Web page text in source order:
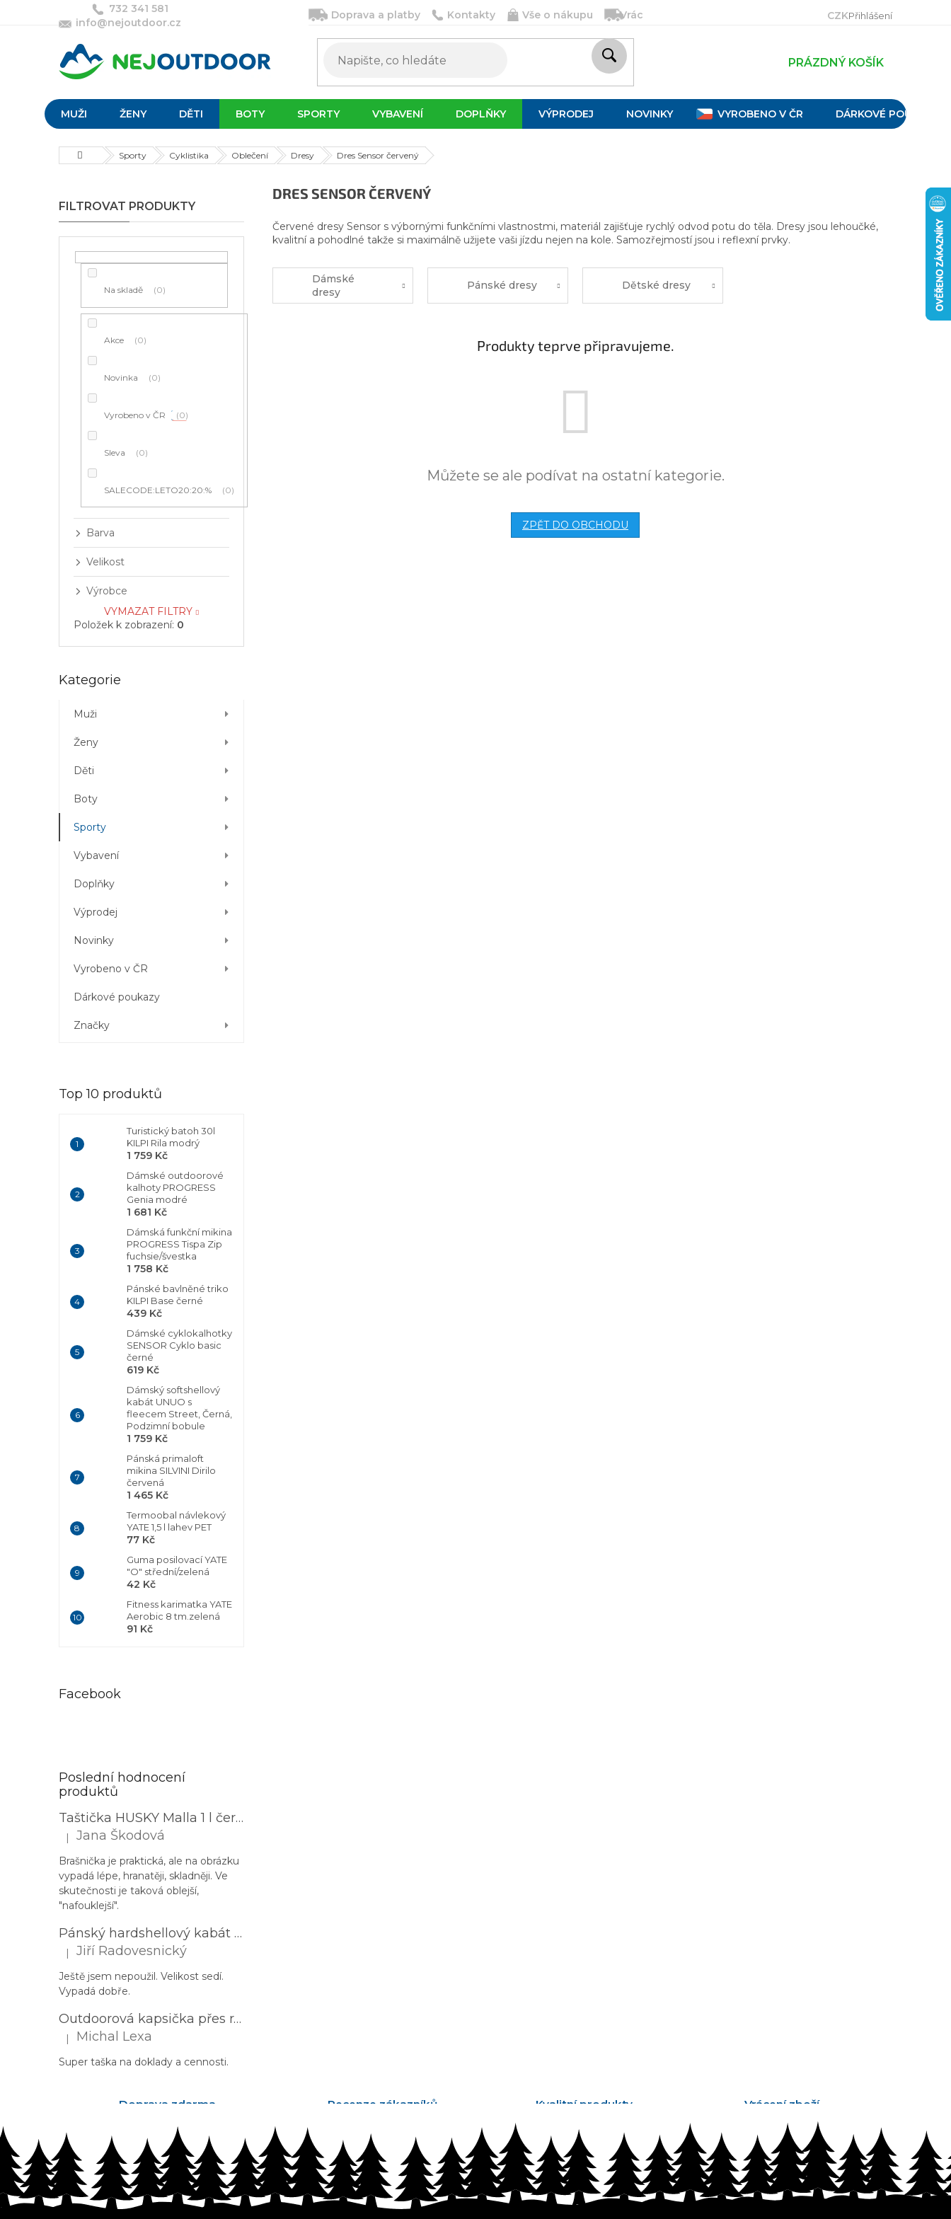
732 341 581
info@nejoutdoor.cz
Doprava a platby Kontakty Vše o nákupu Vrácení, výměna a reklamace Velikostní tabulky
CZKPřihlášení
PRÁZDNÝ KOŠÍK
MUŽI ŽENY DĚTI BOTY SPORTY VYBAVENÍ DOPLŇKY VÝPRODEJ NOVINKY VYROBENO V ČR DÁRKOVÉ POUKAZY
DomůSporty Cyklistika Oblečení Dresy Dres Sensor červený
o
s
t
Na skladě 0
Akce 0
Novinka 0
Vyrobeno v ČR 0
Sleva 0
SALECODE:LETO20:20:% 0
Barva
Velikost
Výrobce
VYMAZAT FILTRY
Položek k zobrazení: 0
Přeskočit
Kategorie
Muži
Ženy
Děti
Boty
Sporty
Vybavení
Doplňky
Výprodej
Novinky
Vyrobeno v ČR
Dárkové poukazy
Značky
Top 10 produktů
Turistický batoh 30l
KILPI Rila modrý
1 759 Kč
Dámské outdoorové
kalhoty PROGRESS
Genia modré
1 681 Kč
Dámská funkční mikina
PROGRESS Tispa Zip
fuchsie/švestka
1 758 Kč
Pánské bavlněné triko
KILPI Base černé
439 Kč
Dámské cyklokalhotky
SENSOR Cyklo basic
černé
619 Kč
Dámský softshellový
kabát UNUO s
fleecem Street, Černá,
Podzimní bobule
1 759 Kč
Pánská primaloft
mikina SILVINI Dirilo
červená
1 465 Kč
Termoobal návlekový
YATE 1,5 l lahev PET
77 Kč
Guma posilovací YATE
"O" střední/zelená
42 Kč
Fitness karimatka YATE
Aerobic 8 tm.zelená
91 Kč
Facebook
Poslední hodnocení
produktů
Taštička HUSKY Malla 1 l černá
Hodnocení produktu je 3 z 5 hvězdiček.
| Jana Škodová
Brašnička je praktická, ale na obrázku
vypadá lépe, hranatěji, skladněji. Ve
skutečnosti je taková oblejší,
"nafouklejší".
Pánský hardshellový kabát HUSKY Nestia M zelený
Hodnocení produktu je 5 z 5 hvězdiček.
| Jiří Radovesnický
Ještě jsem nepoužil. Velikost sedí.
Vypadá dobře.
Outdoorová kapsička přes rameno PROGRESS Corss Body černá
Hodnocení produktu je 5 z 5 hvězdiček.
| Michal Lexa
Super taška na doklady a cennosti.
DRES SENSOR ČERVENÝ
Červené dresy Sensor s výbornými funkčními vlastnostmi, materiál zajišťuje rychlý odvod potu do těla. Dresy jsou lehoučké,
kvalitní a pohodlné takže si maximálně užijete vaši jízdu nejen na kole. Samozřejmostí jsou i reflexní prvky.
Dámské
dresy
Pánské dresy Dětské dresy
Produkty teprve připravujeme.
Můžete se ale podívat na ostatní kategorie.
ZPĚT DO OBCHODU
Doprava zdarma Recenze zákazníků Kvalitní produkty Vrácení zboží
Z